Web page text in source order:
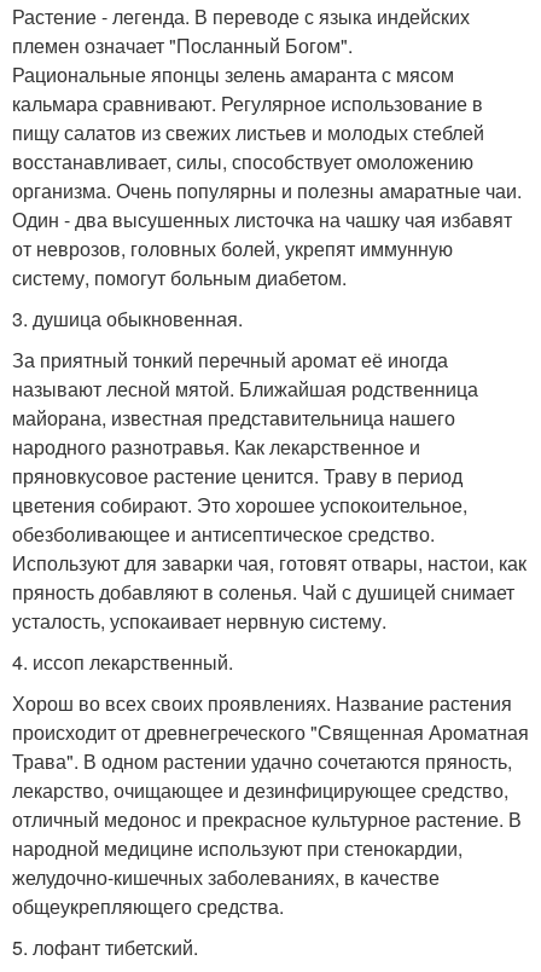
Растение - легенда. В переводе с языка индейских
племен означает "Посланный Богом".
Рациональные японцы зелень амаранта с мясом
кальмара сравнивают. Регулярное использование в
пищу салатов из свежих листьев и молодых стеблей
восстанавливает, силы, способствует омоложению
организма. Очень популярны и полезны амаратные чаи.
Один - два высушенных листочка на чашку чая избавят
от неврозов, головных болей, укрепят иммунную
систему, помогут больным диабетом.
3. душица обыкновенная.
За приятный тонкий перечный аромат её иногда
называют лесной мятой. Ближайшая родственница
майорана, известная представительница нашего
народного разнотравья. Как лекарственное и
пряновкусовое растение ценится. Траву в период
цветения собирают. Это хорошее успокоительное,
обезболивающее и антисептическое средство.
Используют для заварки чая, готовят отвары, настои, как
пряность добавляют в соленья. Чай с душицей снимает
усталость, успокаивает нервную систему.
4. иссоп лекарственный.
Хорош во всех своих проявлениях. Название растения
происходит от древнегреческого "Священная Ароматная
Трава". В одном растении удачно сочетаются пряность,
лекарство, очищающее и дезинфицирующее средство,
отличный медонос и прекрасное культурное растение. В
народной медицине используют при стенокардии,
желудочно-кишечных заболеваниях, в качестве
общеукрепляющего средства.
5. лофант тибетский.